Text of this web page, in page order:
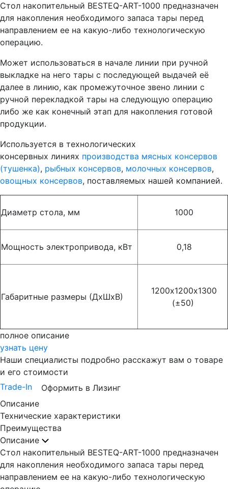
Стол накопительный BESTEQ-ART-1000 предназначен
для накопления необходимого запаса тары перед
направлением ее на какую-либо технологическую
операцию.
Может использоваться в начале линии при ручной
выкладке на него тары с последующей выдачей её
далее в линию, как промежуточное звено линии с
ручной перекладкой тары на следующую операцию
либо же как конечный этап для накопления готовой
продукции.
Используется в технологических
консервных линиях производства мясных консервов
(тушенка), рыбных консервов, молочных консервов,
овощных консервов, поставляемых нашей компанией.
Диаметр стола, мм 1000
Мощность электропривода, кВт 0,18
Габаритные размеры (ДхШхВ)
1200х1200х1300
(±50)
полное описание
узнать цену
Наши специалисты подробно расскажут вам о товаре
и его стоимости
Trade-In
Оформить в Лизинг
Описание
Технические характеристики
Преимущества
Описание
Стол накопительный BESTEQ-ART-1000 предназначен
для накопления необходимого запаса тары перед
направлением ее на какую-либо технологическую